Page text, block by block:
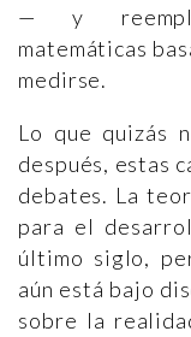
— y
matemáticas
medirse.
Lo que quizás
después, estas
debates. La
para el
último siglo,
aún está bajo
sobre la